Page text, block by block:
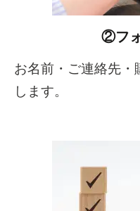
②フ
お名前・ご連絡先・
します。